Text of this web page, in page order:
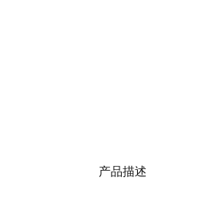
产品描述